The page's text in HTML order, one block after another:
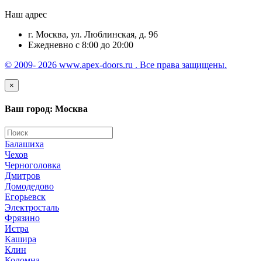
Наш адрес
г. Москва, ул. Люблинская, д. 96
Ежедневно с 8:00 до 20:00
© 2009- 2026 www.apex-doors.ru . Все права защищены.
×
Ваш город: Москва
Балашиха
Чехов
Черноголовка
Дмитров
Домодедово
Егорьевск
Электросталь
Фрязино
Истра
Кашира
Клин